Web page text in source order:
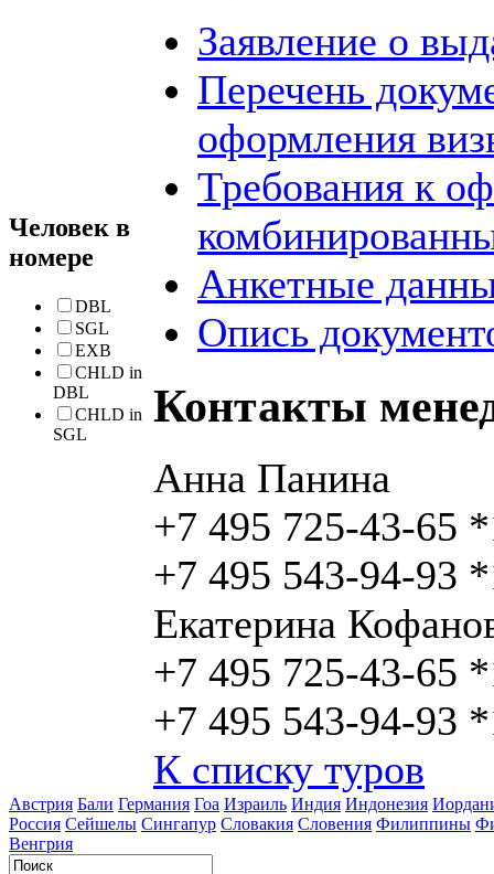
Человек в
номере
DBL
SGL
EXB
CHLD in
DBL
CHLD in
SGL
Заявление о
Перечень
оформления
Требования к
Анкетные
Опись
Контакты
Анна Панина
+7 495 725-43-65
+7 495 543-94-93
Екатерина
+7 495 725-43-65
+7 495 543-94-93
К списку туров
Австрия Бали Германия Гоа Израиль Индия Индонезия
Россия Сейшелы Сингапур Словакия Словения Филиппины
Венгрия